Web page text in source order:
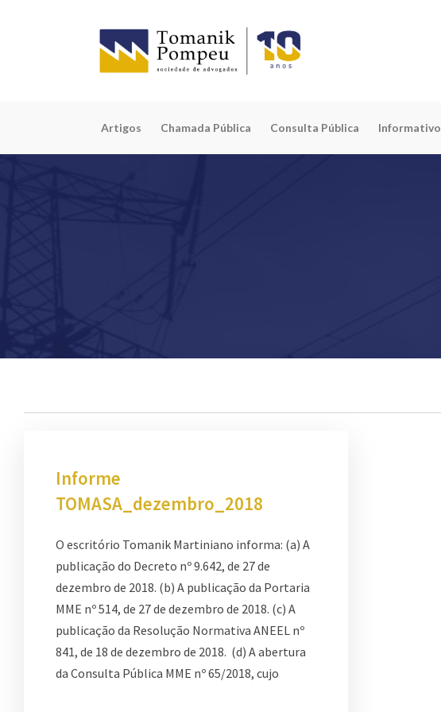
Artigos Chamada Pública Consulta Pública Informativo
Informe
TOMASA_dezembro_2018
O escritório Tomanik Martiniano informa: (a) A
publicação do Decreto nº 9.642, de 27 de
dezembro de 2018. (b) A publicação da Portaria
MME nº 514, de 27 de dezembro de 2018. (c) A
publicação da Resolução Normativa ANEEL nº
841, de 18 de dezembro de 2018. (d) A abertura
da Consulta Pública MME nº 65/2018, cujo